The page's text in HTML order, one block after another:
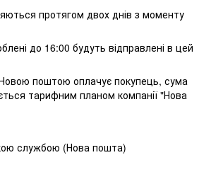
протягом двох днів з моменту
до 16:00 будуть відправлені в цей
поштою оплачує покупець, сума
тарифним планом компанії "Нова
службою (Нова пошта)